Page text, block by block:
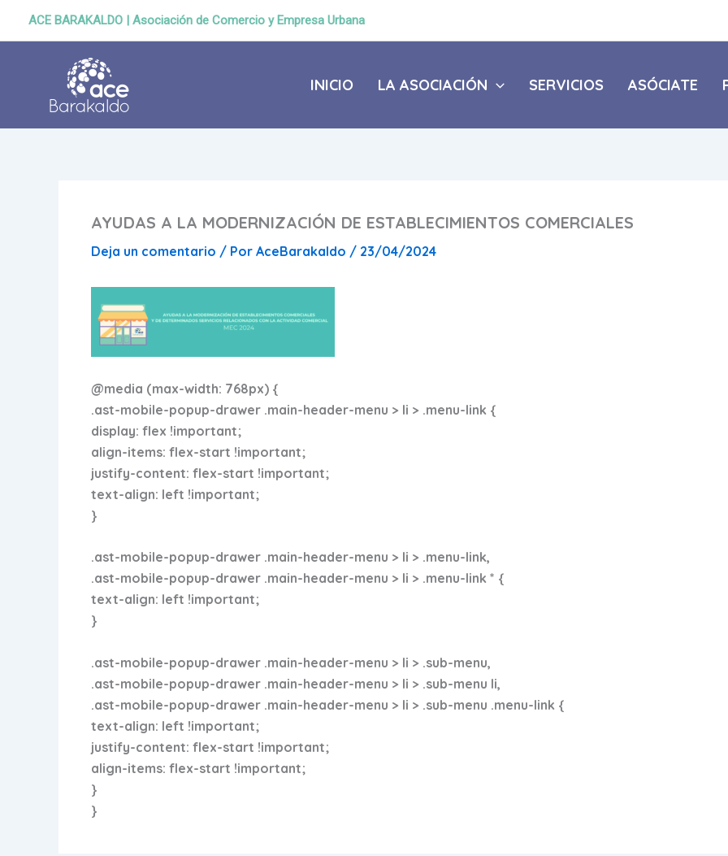
ACE BARAKALDO | Asociación de Comercio y Empresa Urbana
INICIO LA ASOCIACIÓN SERVICIOS ASÓCIATE
AYUDAS A LA MODERNIZACIÓN DE ESTABLECIMIENTOS COMERCIALES
Deja un comentario / Por AceBarakaldo / 23/04/2024
@media (max-width: 768px) {
.ast-mobile-popup-drawer .main-header-menu > li > .menu-link {
display: flex !important;
align-items: flex-start !important;
justify-content: flex-start !important;
text-align: left !important;
}
.ast-mobile-popup-drawer .main-header-menu > li > .menu-link,
.ast-mobile-popup-drawer .main-header-menu > li > .menu-link * {
text-align: left !important;
}
.ast-mobile-popup-drawer .main-header-menu > li > .sub-menu,
.ast-mobile-popup-drawer .main-header-menu > li > .sub-menu li,
.ast-mobile-popup-drawer .main-header-menu > li > .sub-menu .menu-link {
text-align: left !important;
justify-content: flex-start !important;
align-items: flex-start !important;
}
}